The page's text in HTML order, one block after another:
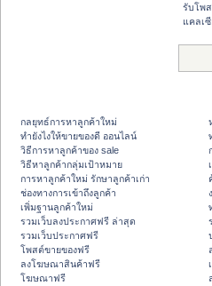
รับโพ
แคลเ
กลยุทธ์การหาลูกค้าใหม่
ทํายังไงให้ขายของดี ออนไลน์
วิธีการหาลูกค้าของ sale
วิธีหาลูกค้ากลุ่มเป้าหมาย
การหาลูกค้าใหม่ รักษาลูกค้าเก่า
ช่องทางการเข้าถึงลูกค้า
เพิ่มฐานลูกค้าใหม่
รวมเว็บลงประกาศฟรี ล่าสุด
รวมเว็บประกาศฟรี
โพสต์ขายของฟรี
ลงโฆษณาสินค้าฟรี
โฆษณาฟรี